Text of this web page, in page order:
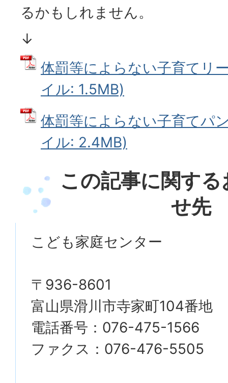
るかもしれません。
↓
体罰等によらない子育てリ
イル: 1.5MB)
体罰等によらない子育てパ
イル: 2.4MB)
この記事に関す
せ先
こども家庭センター
〒936-8601
富山県滑川市寺家町104番地
電話番号：076-475-1566
ファクス：076-476-5505